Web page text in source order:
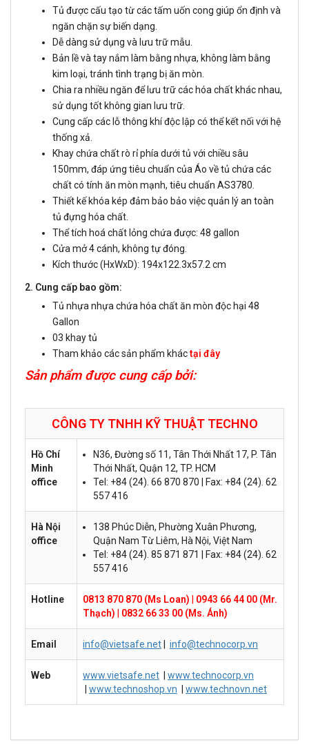
Tủ được cấu tạo từ các tấm uốn cong giúp ổn định và
ngăn chặn sự biến dạng.
Dễ dàng sử dụng và lưu trữ mẫu.
Bản lề và tay nắm làm bằng nhựa, không làm bằng
kim loại, tránh tình trạng bị ăn mòn.
Chia ra nhiều ngăn để lưu trữ các hóa chất khác nhau,
sử dụng tốt không gian lưu trữ.
Cung cấp các lỗ thông khí độc lập có thể kết nối với hệ
thống xả.
Khay chứa chất rò rỉ phía dưới tủ với chiều sâu
150mm, đáp ứng tiêu chuẩn của Áo về tủ chứa các
chất có tính ăn mòn mạnh, tiêu chuẩn AS3780.
Thiết kế khóa kép đảm bảo bảo việc quản lý an toàn
tủ đựng hóa chất.
Thể tích hoá chất lỏng chứa được: 48 gallon
Cửa mở 4 cánh, không tự đóng.
Kích thước (HxWxD): 194x122.3x57.2 cm
2. Cung cấp bao gồm:
Tủ nhựa nhựa chứa hóa chất ăn mòn độc hại 48
Gallon
03 khay tủ
Tham khảo các sản phẩm kháctại đây
Sản phẩm được cung cấp bởi:
CÔNG TY TNHH KỸ THUẬT TECHNO
Hồ Chí
Minh
office
N36, Đường số 11, Tân Thới Nhất 17, P. Tân
Thới Nhất, Quận 12, TP. HCM
Tel: +84 (24). 66 870 870 | Fax: +84 (24). 62
557 416
Hà Nội
office
138 Phúc Diễn, Phường Xuân Phương,
Quận Nam Từ Liêm, Hà Nội, Việt Nam
Tel: +84 (24). 85 871 871 | Fax: +84 (24). 62
557 416
Hotline 0813 870 870 (Ms Loan)
0943 66 44 00 (Mr.
Thạch)
0832 66 33 00 (Ms. Ánh)
Email info@vietsafe.net info@technocorp.vn
Web www.vietsafe.net
www.technocorp.vn
www.technoshop.vn www.technovn.net